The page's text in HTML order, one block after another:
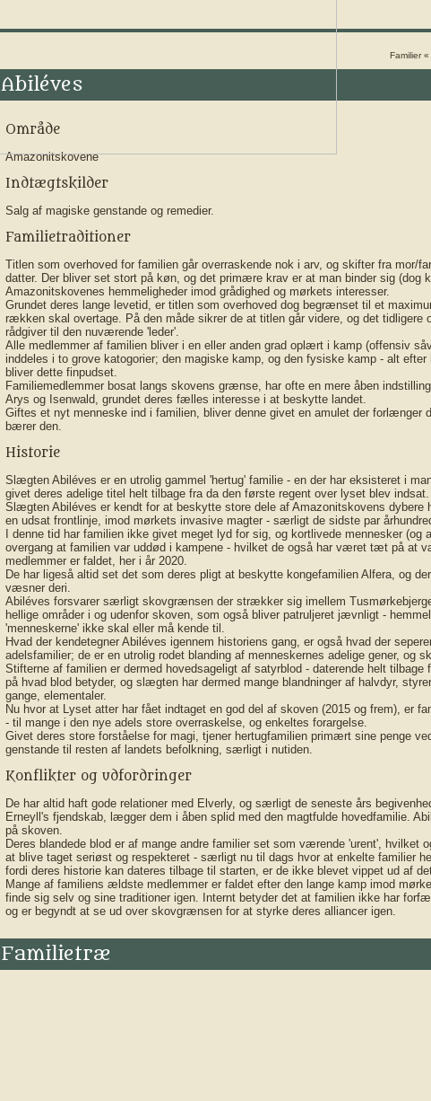
Familier«
Abiléves
Område
Amazonitskovene
Indtægtskilder
Salg af magiske genstande og remedier.
Familietraditioner
Titlen som overhoved for familien går overraskende nok i arv, og skifter fra mor/
datter. Der bliver set stort på køn, og det primære krav er at man binder sig (dog
Amazonitskovenes hemmeligheder imod grådighed og mørkets interesser.
Grundet deres lange levetid, er titlen som overhoved dog begrænset til et
rækken skal overtage. På den måde sikrer de at titlen går videre, og det tidligere
rådgiver til den nuværende 'leder'.
Alle medlemmer af familien bliver i en eller anden grad oplært i kamp (offensiv
inddeles i to grove katogorier; den magiske kamp, og den fysiske kamp - alt efter
bliver dette finpudset.
Familiemedlemmer bosat langs skovens grænse, har ofte en mere åben
Arys og Isenwald, grundet deres fælles interesse i at beskytte landet.
Giftes et nyt menneske ind i familien, bliver denne givet en amulet der forlænger
bærer den.
Historie
Slægten Abiléves er en utrolig gammel 'hertug' familie - en der har eksisteret i
givet deres adelige titel helt tilbage fra da den første regent over lyset blev indsat.
Slægten Abiléves er kendt for at beskytte store dele af Amazonitskovens dybere
en udsat frontlinje, imod mørkets invasive magter - særligt de sidste par
I denne tid har familien ikke givet meget lyd for sig, og kortlivede mennesker (og
overgang at familien var uddød i kampene - hvilket de også har været tæt på at
medlemmer er faldet, her i år 2020.
De har ligeså altid set det som deres pligt at beskytte kongefamilien Alfera, og
væsner deri.
Abiléves forsvarer særligt skovgrænsen der strækker sig imellem
hellige områder i og udenfor skoven, som også bliver patruljeret jævnligt -
'menneskerne' ikke skal eller må kende til.
Hvad der kendetegner Abiléves igennem historiens gang, er også hvad der
adelsfamilier; de er en utrolig rodet blanding af menneskernes adelige gener, og
Stifterne af familien er dermed hovedsageligt af satyrblod - daterende helt
på hvad blod betyder, og slægten har dermed mange blandninger af halvdyr,
gange, elementaler.
Nu hvor at Lyset atter har fået indtaget en god del af skoven (2015 og frem), er
- til mange i den nye adels store overraskelse, og enkeltes forargelse.
Givet deres store forståelse for magi, tjener hertugfamilien primært sine penge
genstande til resten af landets befolkning, særligt i nutiden.
Konflikter og udfordringer
De har altid haft gode relationer med Elverly, og særligt de seneste års
Erneyll's fjendskab, lægger dem i åben splid med den magtfulde hovedfamilie.
på skoven.
Deres blandede blod er af mange andre familier set som værende 'urent', hvilket
at blive taget seriøst og respekteret - særligt nu til dags hvor at enkelte familier
fordi deres historie kan dateres tilbage til starten, er de ikke blevet vippet ud af
Mange af familiens ældste medlemmer er faldet efter den lange kamp imod
finde sig selv og sine traditioner igen. Internt betyder det at familien ikke har
og er begyndt at se ud over skovgrænsen for at styrke deres alliancer igen.
Familietræ